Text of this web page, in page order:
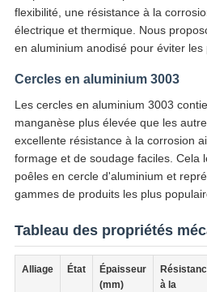
flexibilité, une résistance à la
électrique et thermique. Nous
en aluminium anodisé pour éviter
Cercles en aluminium 3003
Les cercles en aluminium 3003
manganèse plus élevée que les
excellente résistance à la corrosion
formage et de soudage faciles. Cela
poêles en cercle d'aluminium et
gammes de produits les plus
Tableau des propriétés
Alliage État
Épaisseur
(mm)
à la